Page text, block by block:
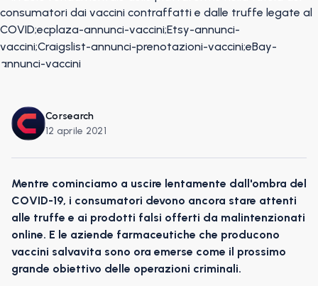
Corsearch
12 aprile 2021
Mentre cominciamo a uscire lentamente dall'ombra del
COVID-19, i consumatori devono ancora stare attenti
alle truffe e ai prodotti falsi offerti da malintenzionati
online. E le aziende farmaceutiche che producono
vaccini salvavita sono ora emerse come il prossimo
grande obiettivo delle operazioni criminali.